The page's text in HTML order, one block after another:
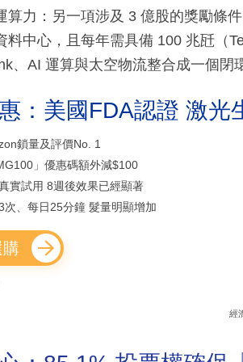
算力：另一項涉及 3 億股的獎勵條
料中心，且每年需具備 100 兆瓩（
、AI 運算與太空物流整合成一個閉
：美國FDA認證 激光
鎖量及評價No. 1
」優惠碼額外減$100
實試用 8週後效果已經顯著
次、每日25分鐘 髮量明顯增加
經